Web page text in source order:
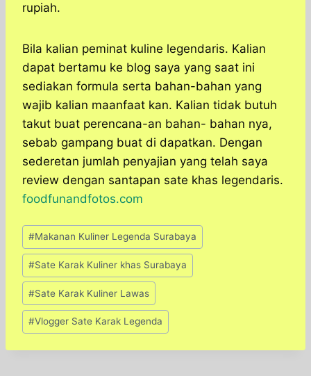
rupiah.
Bila kalian peminat kuline legendaris. Kalian
dapat bertamu ke blog saya yang saat ini
sediakan formula serta bahan-bahan yang
wajib kalian maanfaat kan. Kalian tidak butuh
takut buat perencana-an bahan- bahan nya,
sebab gampang buat di dapatkan. Dengan
sederetan jumlah penyajian yang telah saya
review dengan santapan sate khas legendaris.
foodfunandfotos.com
Post
Tags:
#Makanan Kuliner Legenda Surabaya
#Sate Karak Kuliner khas Surabaya
#Sate Karak Kuliner Lawas
#Vlogger Sate Karak Legenda